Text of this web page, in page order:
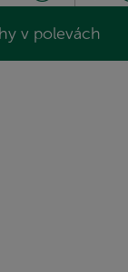
v polevách